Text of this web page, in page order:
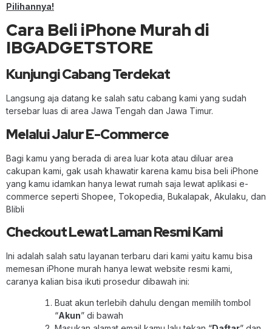
Pilihannya!
Cara Beli iPhone Murah di
IBGADGETSTORE
Kunjungi Cabang Terdekat
Langsung aja datang ke salah satu cabang kami yang sudah
tersebar luas di area Jawa Tengah dan Jawa Timur.
Melalui Jalur E-Commerce
Bagi kamu yang berada di area luar kota atau diluar area
cakupan kami, gak usah khawatir karena kamu bisa beli iPhone
yang kamu idamkan hanya lewat rumah saja lewat aplikasi e-
commerce seperti Shopee, Tokopedia, Bukalapak, Akulaku, dan
Blibli
Checkout Lewat Laman Resmi Kami
Ini adalah salah satu layanan terbaru dari kami yaitu kamu bisa
memesan iPhone murah hanya lewat website resmi kami,
caranya kalian bisa ikuti prosedur dibawah ini:
Buat akun terlebih dahulu dengan memilih tombol
“Akun” di bawah